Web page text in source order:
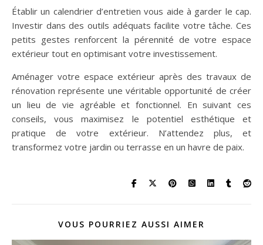
Établir un calendrier d’entretien vous aide à garder le cap.
Investir dans des outils adéquats facilite votre tâche. Ces
petits gestes renforcent la pérennité de votre espace
extérieur tout en optimisant votre investissement.
Aménager votre espace extérieur après des travaux de
rénovation représente une véritable opportunité de créer
un lieu de vie agréable et fonctionnel. En suivant ces
conseils, vous maximisez le potentiel esthétique et
pratique de votre extérieur. N’attendez plus, et
transformez votre jardin ou terrasse en un havre de paix.
VOUS POURRIEZ AUSSI AIMER